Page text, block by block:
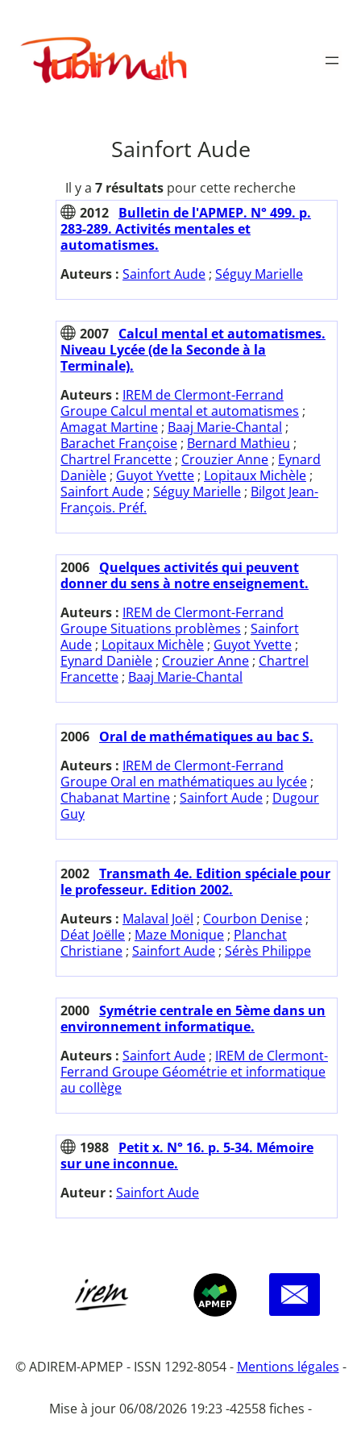
contenu
Publimath
Sainfort Aude
Il y a 7 résultats pour cette recherche
2012 Bulletin de l'APMEP. N° 499. p.
283-289. Activités mentales et
automatismes.
Auteurs : Sainfort Aude ; Séguy Marielle
2007 Calcul mental et automatismes.
Niveau Lycée (de la Seconde à la
Terminale).
Auteurs : IREM de Clermont-Ferrand
Groupe Calcul mental et automatismes ;
Amagat Martine ; Baaj Marie-Chantal ;
Barachet Françoise ; Bernard Mathieu ;
Chartrel Francette ; Crouzier Anne ; Eynard
Danièle ; Guyot Yvette ; Lopitaux Michèle ;
Sainfort Aude ; Séguy Marielle ; Bilgot Jean-
François. Préf.
2006 Quelques activités qui peuvent
donner du sens à notre enseignement.
Auteurs : IREM de Clermont-Ferrand
Groupe Situations problèmes ; Sainfort
Aude ; Lopitaux Michèle ; Guyot Yvette ;
Eynard Danièle ; Crouzier Anne ; Chartrel
Francette ; Baaj Marie-Chantal
2006 Oral de mathématiques au bac S.
Auteurs : IREM de Clermont-Ferrand
Groupe Oral en mathématiques au lycée ;
Chabanat Martine ; Sainfort Aude ; Dugour
Guy
2002 Transmath 4e. Edition spéciale pour
le professeur. Edition 2002.
Auteurs : Malaval Joël ; Courbon Denise ;
Déat Joëlle ; Maze Monique ; Planchat
Christiane ; Sainfort Aude ; Sérès Philippe
2000 Symétrie centrale en 5ème dans un
environnement informatique.
Auteurs : Sainfort Aude ; IREM de Clermont-
Ferrand Groupe Géométrie et informatique
au collège
1988 Petit x. N° 16. p. 5-34. Mémoire
sur une inconnue.
Auteur : Sainfort Aude
© ADIREM-APMEP - ISSN 1292-8054 - Mentions légales -
Mise à jour 06/08/2026 19:23 -42558 fiches -